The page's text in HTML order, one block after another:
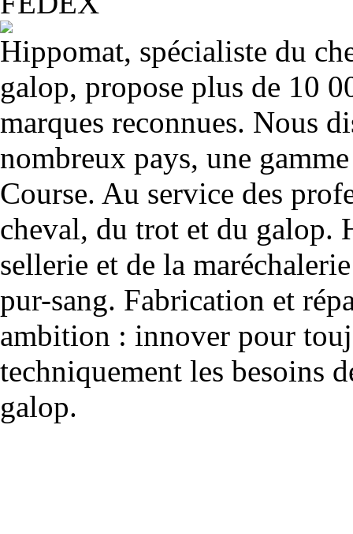
Hippomat, spécialiste du
galop, propose plus de 10
marques reconnues. Nous
nombreux pays, une
Course. Au service des
cheval, du trot et du galop.
sellerie et de la
pur-sang. Fabrication et
ambition : innover pour
techniquement les besoins
galop.